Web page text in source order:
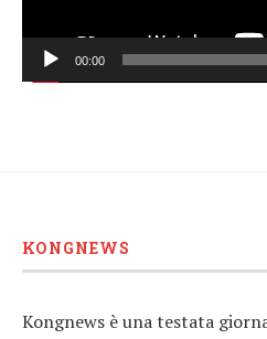
00:00
KONGNEWS
Kongnews è una testata